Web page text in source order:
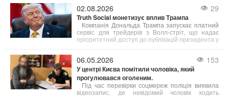
02.08.2026 29
Truth Social монетизує вплив Трампа
Компанія Дональда Трампа запускає платний
сервіс для трейдерів з Волл-стріт, що надає
пріоритетний доступ до публікацій президента у
06.05.2026 153
У центрі Києва помітили чоловіка, який
прогулювався оголеним.
Під час перевірки соцмереж поліція виявила
відеозапис, де невідомий чоловік ходить